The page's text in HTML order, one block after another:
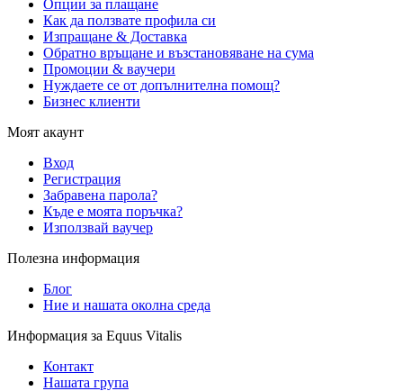
Опции за плащане
Как да ползвате профила си
Изпращане & Доставка
Обратно връщане и възстановяване на сума
Промоции & ваучери
Нуждаете се от допълнителна помощ?
Бизнес клиенти
Моят акаунт
Вход
Регистрация
Забравена парола?
Къде е моята поръчка?
Използвай ваучер
Полезна информация
Блог
Ние и нашата околна среда
Информация за Equus Vitalis
Контакт
Нашата група